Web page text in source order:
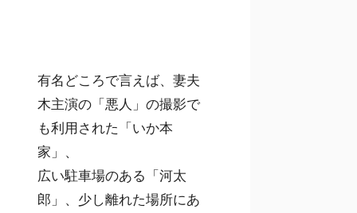
有名どころで言えば、妻夫
木主演の「悪人」の撮影で
も利用された「いか本
家」、
広い駐車場のある「河太
郎」、少し離れた場所にあ